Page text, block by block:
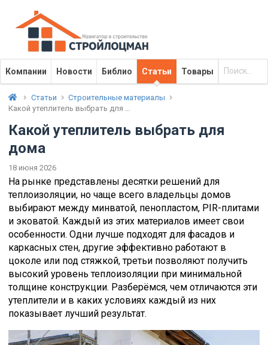
Компании Новости Библио Статьи Товары
Статьи
Строительные материалы
Какой утеплитель выбрать для …
Какой утеплитель выбрать для
дома
18 июня 2026
На рынке представлены десятки решений для
теплоизоляции, но чаще всего владельцы домов
выбирают между минватой, пенопластом, PIR-плитами
и эковатой. Каждый из этих материалов имеет свои
особенности. Одни лучше подходят для фасадов и
каркасных стен, другие эффективно работают в
цоколе или под стяжкой, третьи позволяют получить
высокий уровень теплоизоляции при минимальной
толщине конструкции. Разберёмся, чем отличаются эти
утеплители и в каких условиях каждый из них
показывает лучший результат.